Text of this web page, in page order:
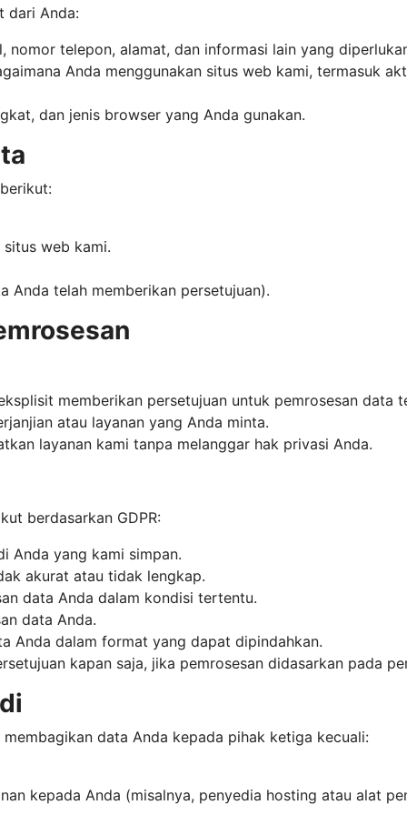
dari Anda:
nomor telepon, alamat, dan informasi lain yang
Anda menggunakan situs web kami, termasuk
dan jenis browser yang Anda gunakan.
web kami.
Anda telah memberikan persetujuan).
memberikan persetujuan untuk pemrosesan data
atau layanan yang Anda minta.
layanan kami tanpa melanggar hak privasi Anda.
berdasarkan GDPR:
Anda yang kami simpan.
akurat atau tidak lengkap.
data Anda dalam kondisi tertentu.
data Anda.
Anda dalam format yang dapat dipindahkan.
kapan saja, jika pemrosesan didasarkan pada
data Anda kepada pihak ketiga kecuali:
kepada Anda (misalnya, penyedia hosting atau alat